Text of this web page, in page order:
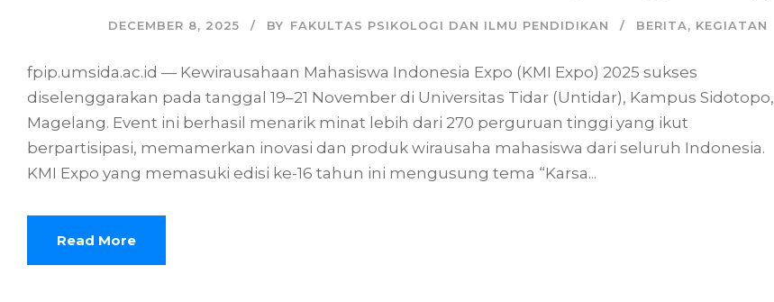
DECEMBER 8, 2025 BY FAKULTAS PSIKOLOGI DAN ILMU PENDIDIKAN BERITA, KEGIATAN
fpip.umsida.ac.id — Kewirausahaan Mahasiswa Indonesia Expo (KMI Expo) 2025 sukses
diselenggarakan pada tanggal 19–21 November di Universitas Tidar (Untidar), Kampus Sidotopo,
Magelang. Event ini berhasil menarik minat lebih dari 270 perguruan tinggi yang ikut
berpartisipasi, memamerkan inovasi dan produk wirausaha mahasiswa dari seluruh Indonesia.
KMI Expo yang memasuki edisi ke-16 tahun ini mengusung tema “Karsa...
Read More